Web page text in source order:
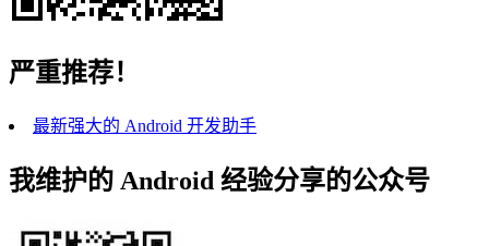
严重推荐！
最新强大的 Android 开发助手
我维护的 Android 经验分享的公众号